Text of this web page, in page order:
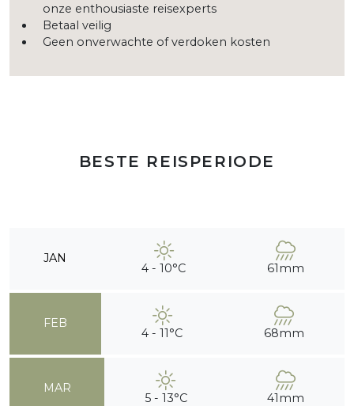
onze enthousiaste reisexperts
Betaal veilig
Geen onverwachte of verdoken kosten
BESTE REISPERIODE
JAN
4 - 10°C 61mm
FEB
4 - 11°C 68mm
MAR
5 - 13°C 41mm